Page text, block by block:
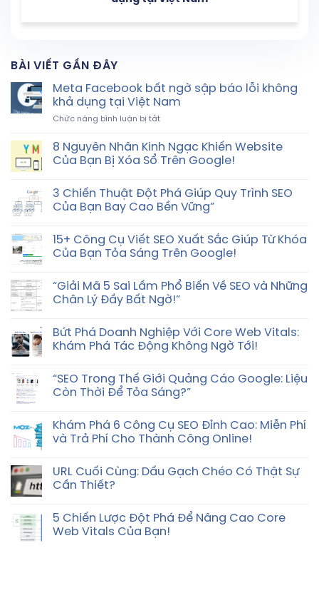
BÀI VIẾT GẦN ĐÂY
Meta Facebook bất ngờ sập báo lỗi không
khả dụng tại Việt Nam
Chức năng bình luận bị tắtở
Facebook
bất
báo
lỗi
dụng
tại
8 Nguyên Nhân Kinh Ngạc Khiến Website
Của Bạn Bị Xóa Sổ Trên Google!
3 Chiến Thuật Đột Phá Giúp Quy Trình SEO
Của Bạn Bay Cao Bền Vững”
15+ Công Cụ Viết SEO Xuất Sắc Giúp Từ Khóa
Của Bạn Tỏa Sáng Trên Google!
“Giải Mã 5 Sai Lầm Phổ Biến Về SEO và Những
Chân Lý Đầy Bất Ngờ!”
Bứt Phá Doanh Nghiệp Với Core Web Vitals:
Khám Phá Tác Động Không Ngờ Tới!
“SEO Trong Thế Giới Quảng Cáo Google: Liệu
Còn Thời Để Tỏa Sáng?”
Khám Phá 6 Công Cụ SEO Đỉnh Cao: Miễn Phí
và Trả Phí Cho Thành Công Online!
URL Cuối Cùng: Dấu Gạch Chéo Có Thật Sự
Cần Thiết?
5 Chiến Lược Đột Phá Để Nâng Cao Core
Web Vitals Của Bạn!